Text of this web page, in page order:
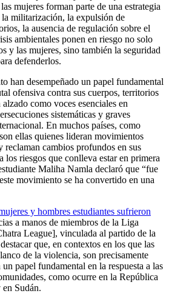
mujeres forman parte de una estrategia
militarización, la expulsión de
la ausencia de regulación sobre el
ambientales ponen en riesgo no solo
y las mujeres, sino también la seguridad
defenderlos.
han desempeñado un papel fundamental
ofensiva contra sus cuerpos, territorios
como voces esenciales en
sistemáticas y graves
En muchos países, como
ellas quienes lideran movimientos
reclaman cambios profundos en sus
los riesgos que conlleva estar en primera
Maliha Namla declaró que “fue
movimiento se ha convertido en una
y hombres estudiantes sufrieron
a manos de miembros de la Liga
League], vinculada al partido de la
que, en contextos en los que las
de la violencia, son precisamente
papel fundamental en la respuesta a las
como ocurre en la República
Sudán.